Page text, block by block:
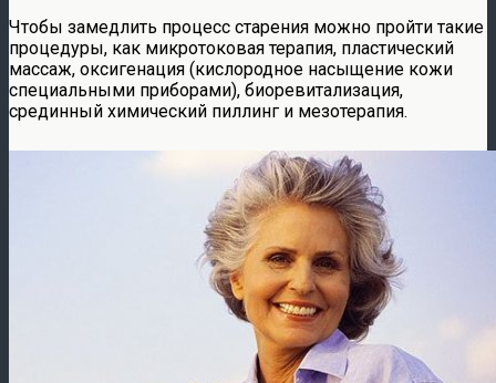
Чтобы замедлить процесс старения можно пройти такие
процедуры, как микротоковая терапия, пластический
массаж, оксигенация (кислородное насыщение кожи
специальными приборами), биоревитализация,
срединный химический пиллинг и мезотерапия.